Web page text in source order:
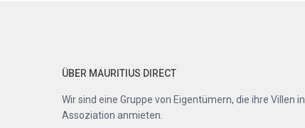
ÜBER MAURITIUS DIRECT
Wir sind eine Gruppe von Eigentümern, die ihre Villen in
Assoziation anmieten.